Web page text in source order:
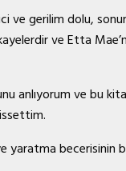
ve gerilim dolu,
ve Etta
anlıyorum ve bu
becerisinin